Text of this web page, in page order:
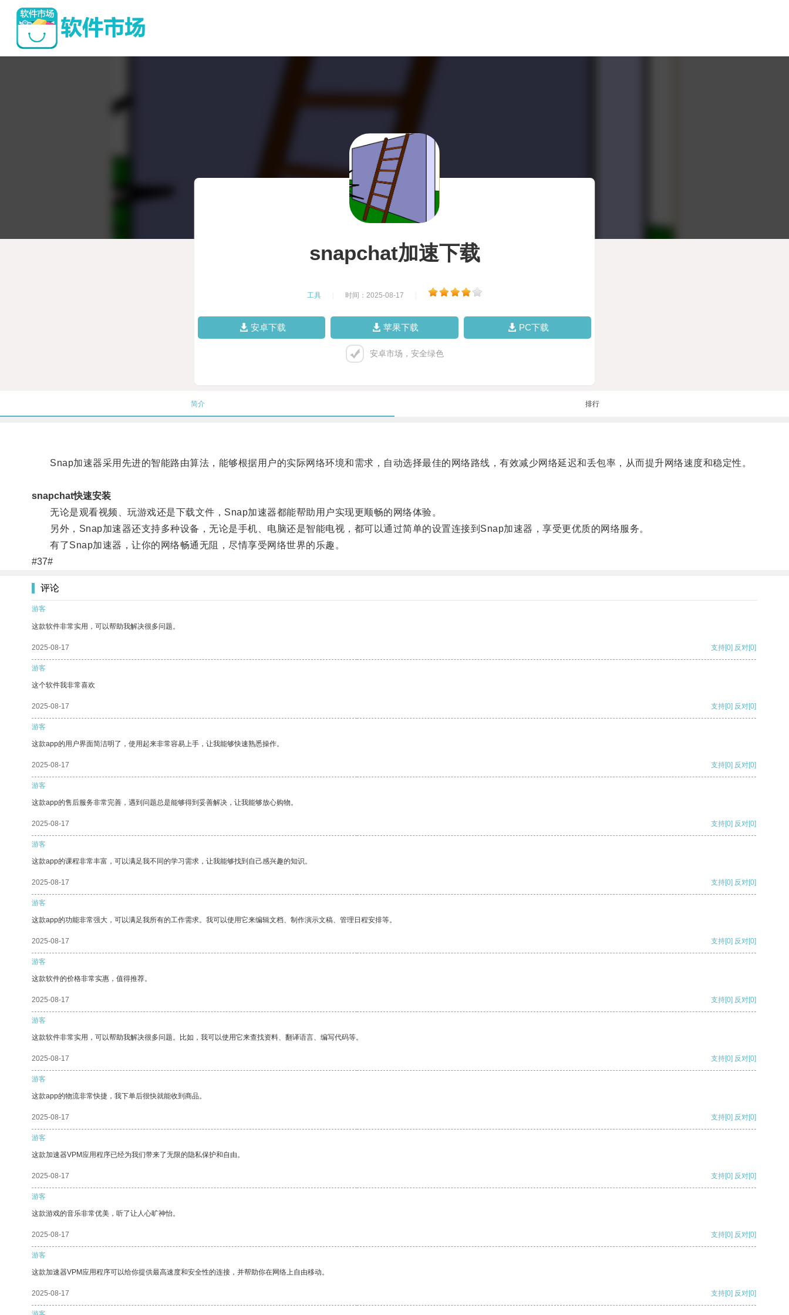
snapchat加速下载
工具 时间：2025-08-17
安卓下载 苹果下载 PC下载
安卓市场，安全绿色
简介 排行
Snap加速器采用先进的智能路由算法，能够根据用户的实际网络环境和需求，自动选择最佳的网络路线，有效减少网络延迟和丢包率，从而提升网络速度和稳定性。
snapchat快速安装
无论是观看视频、玩游戏还是下载文件，Snap加速器都能帮助用户实现更顺畅的网络体验。
另外，Snap加速器还支持多种设备，无论是手机、电脑还是智能电视，都可以通过简单的设置连接到Snap加速器，享受更优质的网络服务。
有了Snap加速器，让你的网络畅通无阻，尽情享受网络世界的乐趣。
#37#
评论
游客
这款软件非常实用，可以帮助我解决很多问题。
2025-08-17 支持[0] 反对[0]
游客
这个软件我非常喜欢
2025-08-17 支持[0] 反对[0]
游客
这款app的用户界面简洁明了，使用起来非常容易上手，让我能够快速熟悉操作。
2025-08-17 支持[0] 反对[0]
游客
这款app的售后服务非常完善，遇到问题总是能够得到妥善解决，让我能够放心购物。
2025-08-17 支持[0] 反对[0]
游客
这款app的课程非常丰富，可以满足我不同的学习需求，让我能够找到自己感兴趣的知识。
2025-08-17 支持[0] 反对[0]
游客
这款app的功能非常强大，可以满足我所有的工作需求。我可以使用它来编辑文档、制作演示文稿、管理日程安排等。
2025-08-17 支持[0] 反对[0]
游客
这款软件的价格非常实惠，值得推荐。
2025-08-17 支持[0] 反对[0]
游客
这款软件非常实用，可以帮助我解决很多问题。比如，我可以使用它来查找资料、翻译语言、编写代码等。
2025-08-17 支持[0] 反对[0]
游客
这款app的物流非常快捷，我下单后很快就能收到商品。
2025-08-17 支持[0] 反对[0]
游客
这款加速器VPM应用程序已经为我们带来了无限的隐私保护和自由。
2025-08-17 支持[0] 反对[0]
游客
这款游戏的音乐非常优美，听了让人心旷神怡。
2025-08-17 支持[0] 反对[0]
游客
这款加速器VPM应用程序可以给你提供最高速度和安全性的连接，并帮助你在网络上自由移动。
2025-08-17 支持[0] 反对[0]